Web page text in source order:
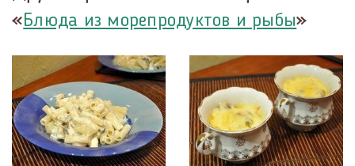
«Блюда из морепродуктов и рыбы»